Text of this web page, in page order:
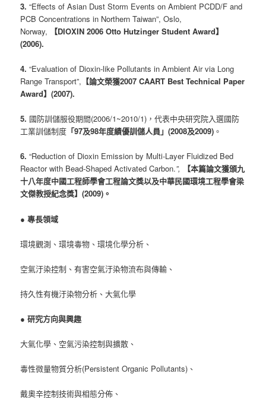
3. “Effects of Asian Dust Storm Events on Ambient PCDD/F and
PCB Concentrations in Northern Taiwan”, Oslo,
Norway,
【DIOXIN 2006 Otto Hutzinger Student Award】
(2006).
4.“Evaluation of Dioxin-like Pollutants in Ambient Air via Long
Range Transport”, 【論文榮獲2007 CAART Best Technical Paper
Award】(2007).
5. 國防訓儲服役期間(2006/1~2010/1)，代表中央研究院入選國防
工業訓儲制度 「97及98年度績優訓儲人員」(2008及2009) 。
6. “Reduction of Dioxin Emission by Multi-Layer Fluidized Bed
Reactor with Bead-Shaped Activated Carbon.”,
【本篇論文獲頒九
十八年度中國工程師學會工程論文獎以及中華民國環境工程學會梁
文傑教授紀念獎】(2009)。
●專長領域
環境觀測、環境毒物、環境化學分析、
空氣汙染控制、有害空氣汙染物流布與傳輸、
持久性有機汙染物分析、大氣化學
●研究方向與興趣
大氣化學、空氣污染控制與擴散、
毒性微量物質分析(Persistent Organic Pollutants)、
戴奧辛控制技術與相態分佈、